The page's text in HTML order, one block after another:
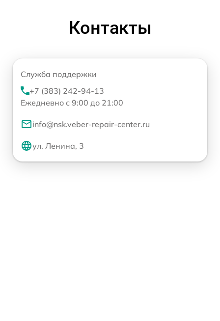
Контакты
Служба поддержки
+7 (383) 242-94-13
Ежедневно с 9:00 до 21:00
info@nsk.veber-repair-center.ru
ул. Ленина, 3